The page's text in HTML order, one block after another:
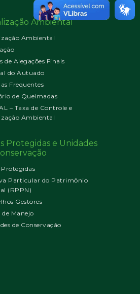
Ambiental
Ambiental
de Alegações Finais
do Autuado
Frequentes
de Queimadas
– Taxa de Controle e
Ambiental
Protegidas e Unidades
Protegidas
Particular do Patrimônio
(RPPN)
Gestores
de Manejo
de Conservação